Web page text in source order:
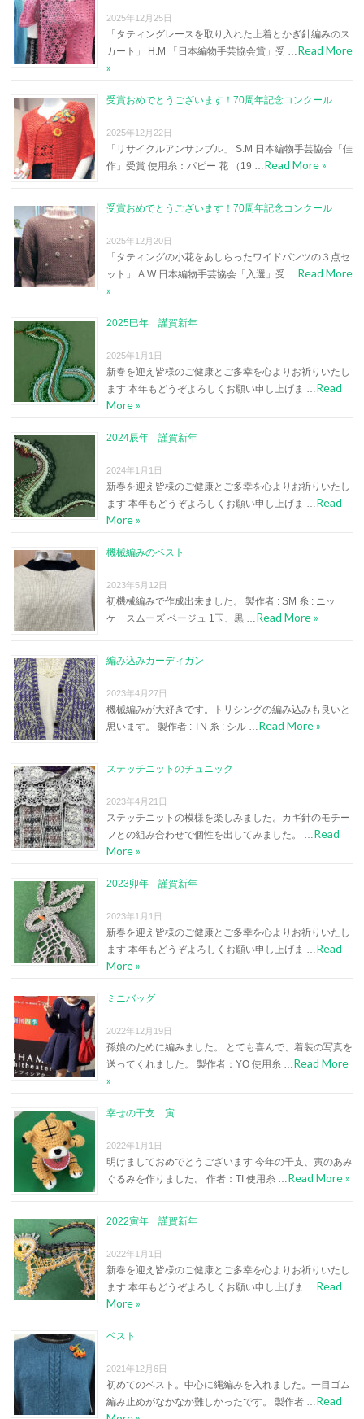
2025年12月25日
「タティングレースを取り入れた上着とかぎ針編みのス
カート」 H.M 「日本編物手芸協会賞」受 …Read More
»
受賞おめでとうございます！70周年記念コンクール
2025年12月22日
「リサイクルアンサンブル」 S.M 日本編物手芸協会「佳
作」受賞 使用糸：パピー 花 （19 …Read More »
受賞おめでとうございます！70周年記念コンクール
2025年12月20日
「タティングの小花をあしらったワイドパンツの３点セ
ット」 A.W 日本編物手芸協会「入選」受 …Read More
»
2025巳年 謹賀新年
2025年1月1日
新春を迎え皆様のご健康とご多幸を心よりお祈りいたし
ます 本年もどうぞよろしくお願い申し上げま …Read
More »
2024辰年 謹賀新年
2024年1月1日
新春を迎え皆様のご健康とご多幸を心よりお祈りいたし
ます 本年もどうぞよろしくお願い申し上げま …Read
More »
機械編みのベスト
2023年5月12日
初機械編みで作成出来ました。 製作者 : SM 糸 : ニッ
ケ スムーズ ベージュ 1玉、黒 …Read More »
編み込みカーディガン
2023年4月27日
機械編みが大好きです。トリシングの編み込みも良いと
思います。 製作者 : TN 糸 : シル …Read More »
ステッチニットのチュニック
2023年4月21日
ステッチニットの模様を楽しみました。カギ針のモチー
フとの組み合わせで個性を出してみました。 …Read
More »
2023卯年 謹賀新年
2023年1月1日
新春を迎え皆様のご健康とご多幸を心よりお祈りいたし
ます 本年もどうぞよろしくお願い申し上げま …Read
More »
ミニバッグ
2022年12月19日
孫娘のために編みました。 とても喜んで、着装の写真を
送ってくれました。 製作者：YO 使用糸 …Read More
»
幸せの干支 寅
2022年1月1日
明けましておめでとうございます 今年の干支、寅のあみ
ぐるみを作りました。 作者：TI 使用糸 …Read More »
2022寅年 謹賀新年
2022年1月1日
新春を迎え皆様のご健康とご多幸を心よりお祈りいたし
ます 本年もどうぞよろしくお願い申し上げま …Read
More »
ベスト
2021年12月6日
初めてのベスト。中心に縄編みを入れました。一目ゴム
編み止めがなかなか難しかったです。 製作者 …Read